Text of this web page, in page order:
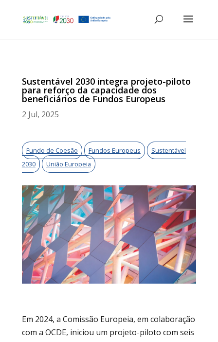
Sustentável 2030 integra projeto-piloto
para reforço da capacidade dos
beneficiários de Fundos Europeus
2 Jul, 2025
Fundo de Coesão Fundos Europeus
Sustentável
2030
União Europeia
Em 2024, a Comissão Europeia, em colaboração
com a OCDE, iniciou um projeto-piloto com seis